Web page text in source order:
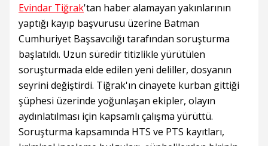
Evindar Tiğrak'tan haber alamayan yakınlarının
yaptığı kayıp başvurusu üzerine Batman
Cumhuriyet Başsavcılığı tarafından soruşturma
başlatıldı. Uzun süredir titizlikle yürütülen
soruşturmada elde edilen yeni deliller, dosyanın
seyrini değiştirdi. Tiğrak'ın cinayete kurban gittiği
şüphesi üzerinde yoğunlaşan ekipler, olayın
aydınlatılması için kapsamlı çalışma yürüttü.
Soruşturma kapsamında HTS ve PTS kayıtları,